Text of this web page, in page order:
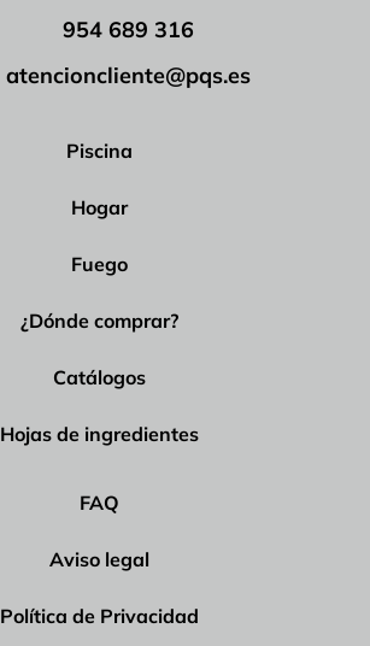
954 689 316
atencioncliente@pqs.es
Piscina
Hogar
Fuego
¿Dónde comprar?
Catálogos
Hojas de ingredientes
FAQ
Aviso legal
Política de Privacidad